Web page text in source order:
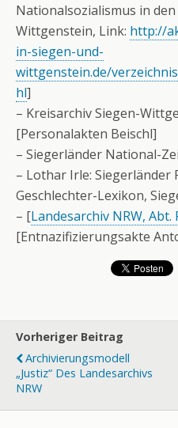
Nationalsozialismus in
Wittgenstein, Link: http://
in-siegen-und-
wittgenstein.de/
hl]
– Kreisarchiv Siegen-
[Personalakten Beischl]
– Siegerländer National-
– Lothar Irle: Siegerländer
Geschlechter-Lexikon,
– [Landesarchiv NRW, Abt.
[Entnazifizierungsakte
Vorheriger Beitrag
Archivierungsmodell
„Justiz“ Des Landesarchivs
NRW